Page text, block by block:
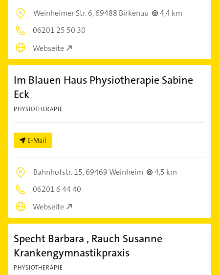
Weinheimer Str. 6,69488 Birkenau
4,4 km
06201 25 50 30
Webseite
Im Blauen Haus Physiotherapie Sabine
Eck
PHYSIOTHERAPIE
E-Mail
Bahnhofstr. 15,69469 Weinheim
4,5 km
06201 6 44 40
Webseite
Specht Barbara , Rauch Susanne
Krankengymnastikpraxis
PHYSIOTHERAPIE